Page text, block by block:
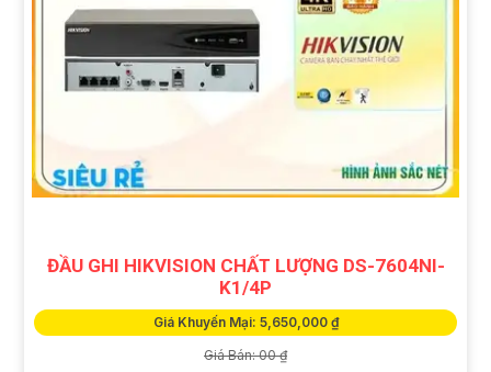
ĐẦU GHI HIKVISION CHẤT LƯỢNG DS-7604NI-
K1/4P
Giá Khuyến Mại: 5,650,000 ₫
Giá Bán: 00 ₫